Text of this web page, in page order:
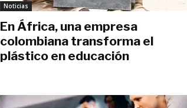
Noticias
En África, una empresa
colombiana transforma el
plástico en educación